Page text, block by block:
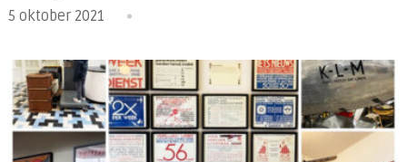
5 oktober 2021